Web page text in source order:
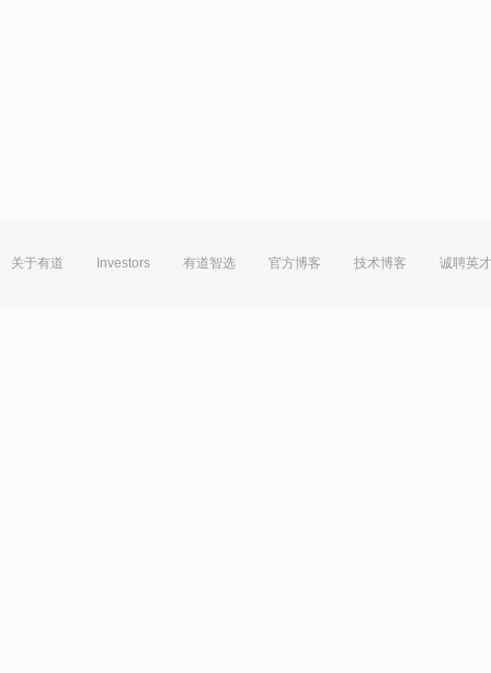
关于有道 Investors 有道智选 官方博客 技术博客 诚聘英才